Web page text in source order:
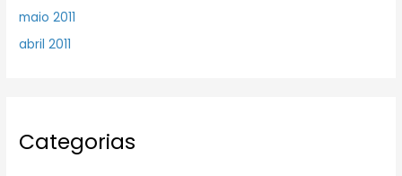
maio 2011
abril 2011
Categorias